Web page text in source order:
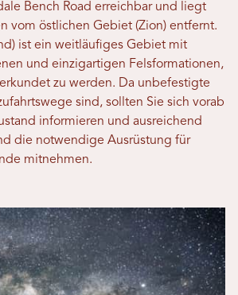
Bench Road erreichbar und liegt
vom östlichen Gebiet (Zion) entfernt.
ist ein weitläufiges Gebiet mit
und einzigartigen Felsformationen,
zu werden. Da unbefestigte
sind, sollten Sie sich vorab
informieren und ausreichend
die notwendige Ausrüstung für
mitnehmen.